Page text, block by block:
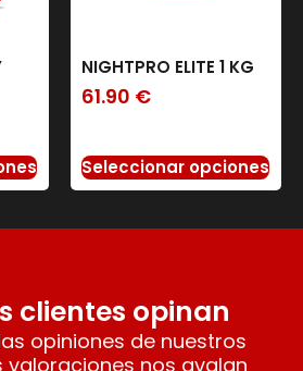
NIGHTPRO ELITE 1 KG
61.90 €
Seleccionar opciones
clientes opinan
opiniones de nuestros
valoraciones nos avalan